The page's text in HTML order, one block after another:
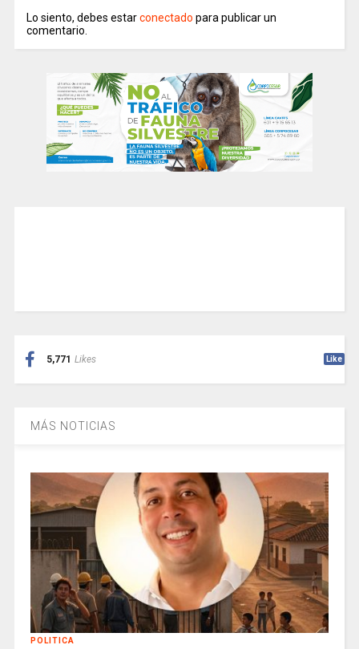
Lo siento, debes estarconectado para publicar un
comentario.
5,771 Likes Like
MÁS NOTICIAS
POLITICA